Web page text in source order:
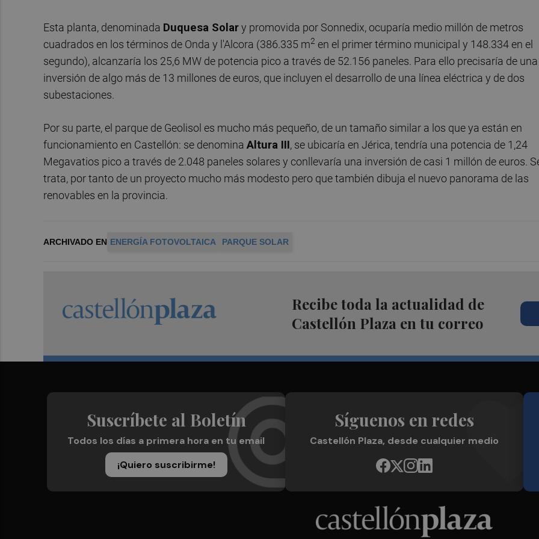
Esta planta, denominada Duquesa Solary promovida por Sonnedix, ocuparía medio millón de metros
cuadrados en los términos de Onda y l'Alcora (386.335 m2 en el primer término municipal y 148.334 en el
segundo), alcanzaría los 25,6 MW de potencia pico a través de 52.156 paneles. Para ello precisaría de una
inversión de algo más de 13 millones de euros, que incluyen el desarrollo de una línea eléctrica y de dos
subestaciones.
Por su parte, el parque de Geolisol es mucho más pequeño, de un tamaño similar a los que ya están en
funcionamiento en Castellón: se denomina Altura III, se ubicaría en Jérica, tendría una potencia de 1,24
Megavatios pico a través de 2.048 paneles solares y conllevaría una inversión de casi 1 millón de euros.
trata, por tanto de un proyecto mucho más modesto pero que también dibuja el nuevo panorama de las
renovables en la provincia.
ARCHIVADO EN ENERGÍA FOTOVOLTAICA PARQUE SOLAR
Recibe toda la actualidad de
Castellón Plaza en tu correo
Suscríbete al Boletín
Todos los días a primera hora en tu email
¡Quiero suscribirme!
Síguenos en redes
Castellón Plaza, desde cualquier medio